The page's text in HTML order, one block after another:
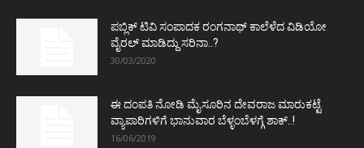
ಪಬ್ಲಿಕ್ ಟಿವಿ ಸಂಪಾದಕ ರಂಗನಾಥ್ ಕಾಲೆಳೆದ ವಿಡಿಯೋ
ವೈರಲ್ ಮಾಡಿದ್ದು ಸರಿನಾ..?
30/03/2020
ಈ ದಂಪತಿ ನೋಡಿ ಮೈಸೂರಿನ ದೇವರಾಜ ಮಾರುಕಟ್ಟೆ
ವ್ಯಾಪಾರಿಗಳಿಗೆ ಭಾನುವಾರ ಬೆಳ್ಳಂಬೆಳಗ್ಗೆ ಶಾಕ್..!
16/06/2019